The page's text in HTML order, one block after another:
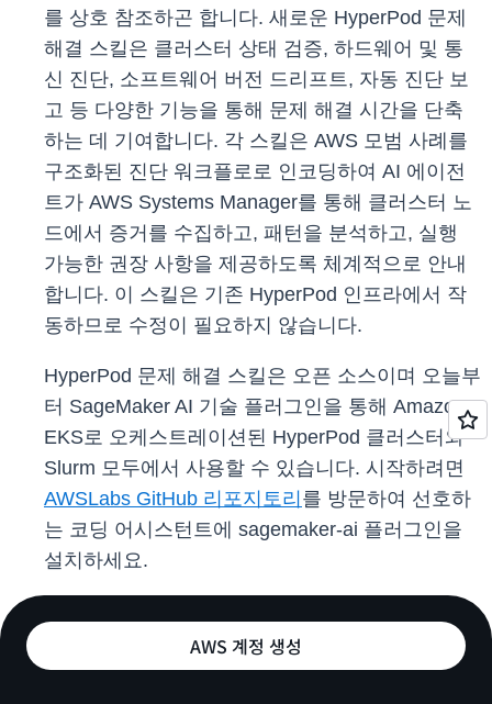
를 상호 참조하곤 합니다. 새로운 HyperPod 문제
해결 스킬은 클러스터 상태 검증, 하드웨어 및 통
신 진단, 소프트웨어 버전 드리프트, 자동 진단 보
고 등 다양한 기능을 통해 문제 해결 시간을 단축
하는 데 기여합니다. 각 스킬은 AWS 모범 사례를
구조화된 진단 워크플로로 인코딩하여 AI 에이전
트가 AWS Systems Manager를 통해 클러스터 노
드에서 증거를 수집하고, 패턴을 분석하고, 실행
가능한 권장 사항을 제공하도록 체계적으로 안내
합니다. 이 스킬은 기존 HyperPod 인프라에서 작
동하므로 수정이 필요하지 않습니다.
HyperPod 문제 해결 스킬은 오픈 소스이며 오늘부
터 SageMaker AI 기술 플러그인을 통해 Amazon
EKS로 오케스트레이션된 HyperPod 클러스터와
Slurm 모두에서 사용할 수 있습니다. 시작하려면
AWSLabs GitHub 리포지토리 를 방문하여 선호하
는 코딩 어시스턴트에 sagemaker-ai 플러그인을
설치하세요.
AWS 계정 생성